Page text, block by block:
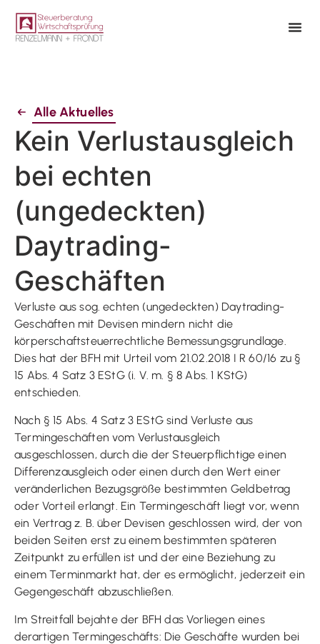
Alle Aktuelles
Kein Verlustausgleich
bei echten
(ungedeckten)
Daytrading-
Geschäften
Verluste aus sog. echten (ungedeckten) Daytrading-
Geschäften mit Devisen mindern nicht die
körperschaftsteuerrechtliche Bemessungsgrundlage.
Dies hat der BFH mit Urteil vom 21.02.2018 I R 60/16 zu §
15 Abs. 4 Satz 3 EStG (i. V. m. § 8 Abs. 1 KStG)
entschieden.
Nach § 15 Abs. 4 Satz 3 EStG sind Verluste aus
Termingeschäften vom Verlustausgleich
ausgeschlossen, durch die der Steuerpflichtige einen
Differenzausgleich oder einen durch den Wert einer
veränderlichen Bezugsgröße bestimmten Geldbetrag
oder Vorteil erlangt. Ein Termingeschäft liegt vor, wenn
ein Vertrag z. B. über Devisen geschlossen wird, der von
beiden Seiten erst zu einem bestimmten späteren
Zeitpunkt zu erfüllen ist und der eine Beziehung zu
einem Terminmarkt hat, der es ermöglicht, jederzeit ein
Gegengeschäft abzuschließen.
Im Streitfall bejahte der BFH das Vorliegen eines
derartigen Termingeschäfts: Die Geschäfte wurden bei